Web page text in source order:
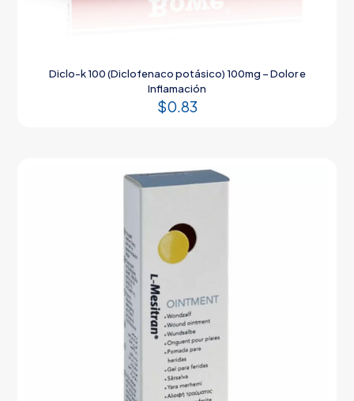
Diclo-k 100 (Diclofenaco potásico) 100mg – Dolor e
Inflamación
$0.83